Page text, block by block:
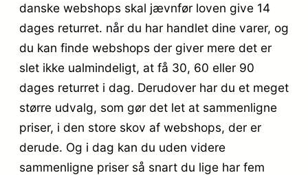
danske webshops skal jævnfør loven give 14
dages returret. når du har handlet dine varer, og
du kan finde webshops der giver mere det er
slet ikke ualmindeligt, at få 30, 60 eller 90
dages returret i dag. Derudover har du et meget
større udvalg, som gør det let at sammenligne
priser, i den store skov af webshops, der er
derude. Og i dag kan du uden videre
sammenligne priser så snart du lige har fem